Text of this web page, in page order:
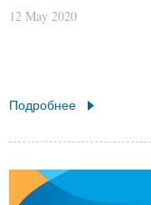
12 May 2020
Подробнее